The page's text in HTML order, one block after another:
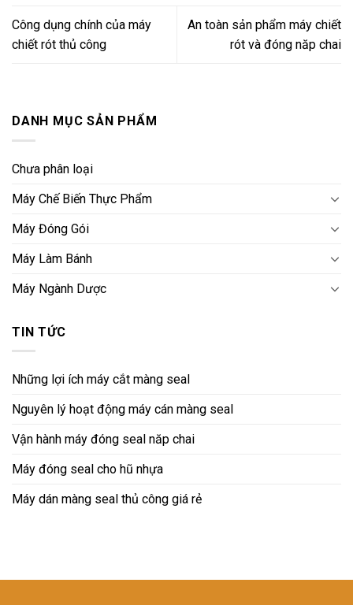
Công dụng chính của máy
chiết rót thủ công
An toàn sản phẩm máy chiết
rót và đóng năp chai
DANH MỤC SẢN PHẨM
Chưa phân loại
Máy Chế Biến Thực Phẩm
Máy Đóng Gói
Máy Làm Bánh
Máy Ngành Dược
TIN TỨC
Những lợi ích máy cắt màng seal
Nguyên lý hoạt động máy cán màng seal
Vận hành máy đóng seal năp chai
Máy đóng seal cho hũ nhựa
Máy dán màng seal thủ công giá rẻ